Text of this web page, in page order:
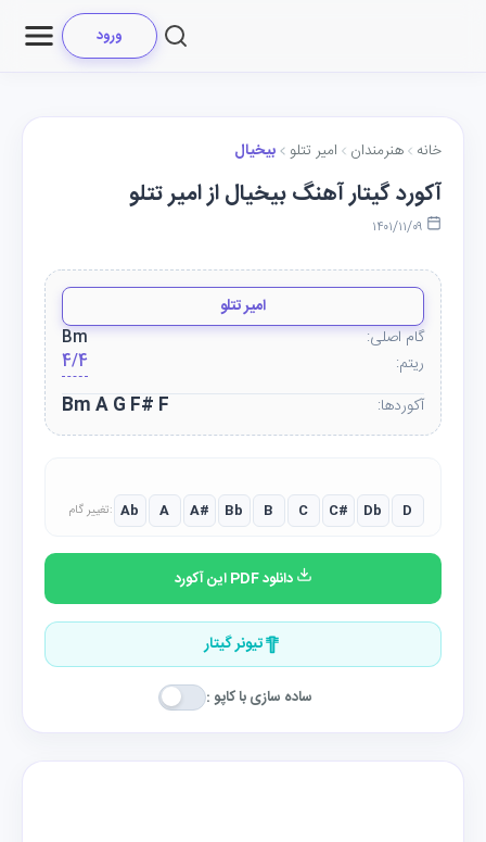
ورود
خانه هنرمندان امیر تتلو بیخیال
آکورد گیتار آهنگ بیخیال از امیر تتلو
امیر تتلو
گام اصلی:
Bm
ریتم:
4/4
آکوردها:
Bm A G F# F
تغییر گام: Ab A A# Bb B C C# Db D
دانلود PDF این آکورد
تیونر گیتار
ساده سازی با کاپو :